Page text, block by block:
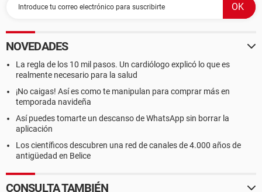
NOVEDADES
La regla de los 10 mil pasos. Un cardiólogo explicó lo que es
realmente necesario para la salud
¡No caigas! Así es como te manipulan para comprar más en
temporada navideña
Así puedes tomarte un descanso de WhatsApp sin borrar la
aplicación
Los científicos descubren una red de canales de 4.000 años de
antigüedad en Belice
CONSULTA TAMBIÉN